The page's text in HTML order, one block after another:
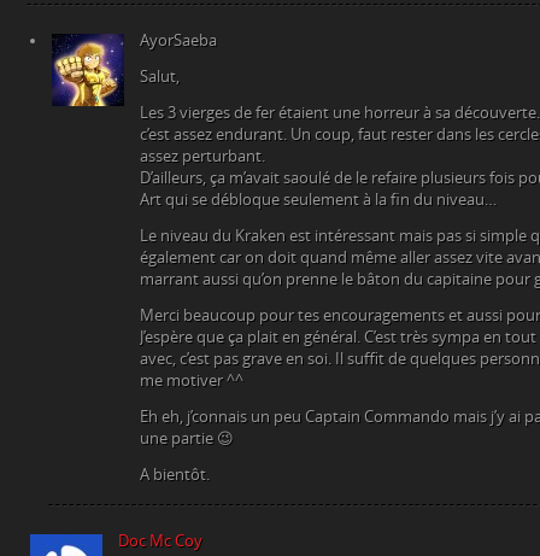
AyorSaeba
Salut,
Les 3 vierges de fer étaient une horreur à sa
c’est assez endurant. Un coup, faut rester dans les
assez perturbant.
D’ailleurs, ça m’avait saoulé de le refaire plusieurs fois
Art qui se débloque seulement à la fin du niveau…
Le niveau du Kraken est intéressant mais pas si simple
également car on doit quand même aller assez vite
marrant aussi qu’on prenne le bâton du capitaine pour
Merci beaucoup pour tes encouragements et aussi
J’espère que ça plait en général. C’est très sympa en
avec, c’est pas grave en soi. Il suffit de quelques
me motiver ^^
Eh eh, j’connais un peu Captain Commando mais j’y ai
une partie 😉
A bientôt.
Doc Mc Coy